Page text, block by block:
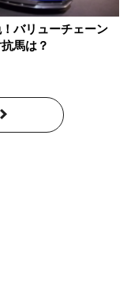
バリューチェーン
馬は？